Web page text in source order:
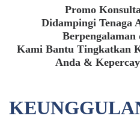
Promo
Didampingi Tenaga
Kami Bantu Tingkatkan
Anda &